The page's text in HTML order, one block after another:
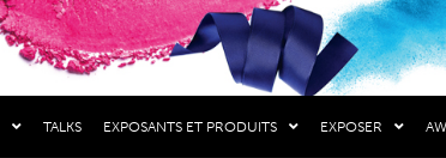
TALKS EXPOSANTS ET PRODUITS EXPOSER